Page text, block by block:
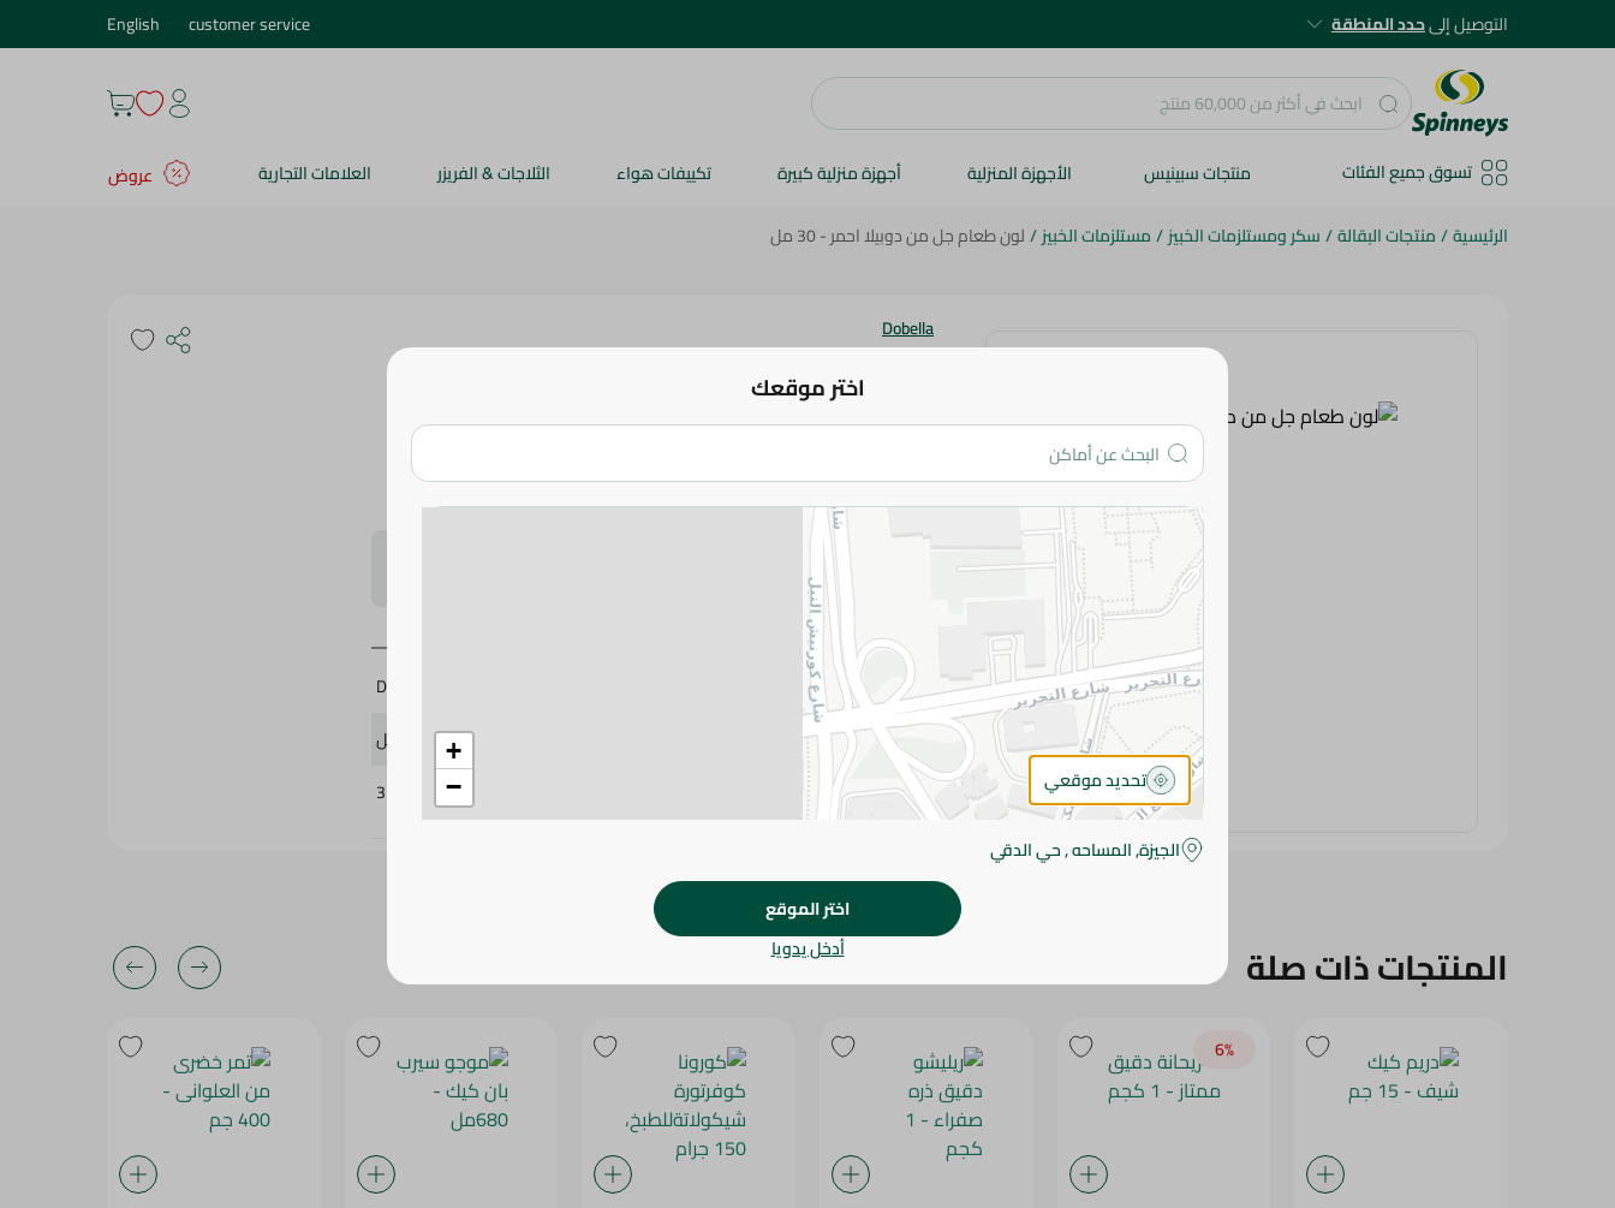
التوصيل إلىحدد المنطقة customer service
English
تسوق جميع الفئات منتجات سبينيس الأجهزة المنزلية أجهزة منزلية كبيرة تكييفات هواء الثلاجات & الفريزر العلامات التجارية
عروض
الرئيسية/منتجات البقالة/سكر ومستلزمات الخبيز/مستلزمات الخبيز/لون طعام جل من دوبيلا احمر - 30 مل
Dobella
لون طعام جل من دوبيلا احمر - 30 مل
اضف للعربة
يرجى الملاحظة:
طفيف. قد يتغير التعبئة بناءً على التوفر.
المواصفات
براند
Dobella
الحجم
SKU
373770
المنتجات ذات صلة
6‎%‎
اختر موقعك
+
−
تحديد موقعي
الجيزة, المساحه , حي الدقي
اختر الموقع
أدخل يدويا